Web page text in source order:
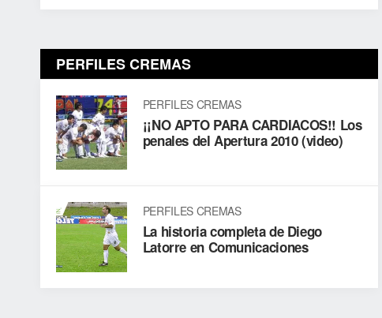
PERFILES CREMAS
PERFILES CREMAS
¡¡NO APTO PARA CARDIACOS!! Los
penales del Apertura 2010 (video)
PERFILES CREMAS
La historia completa de Diego
Latorre en Comunicaciones